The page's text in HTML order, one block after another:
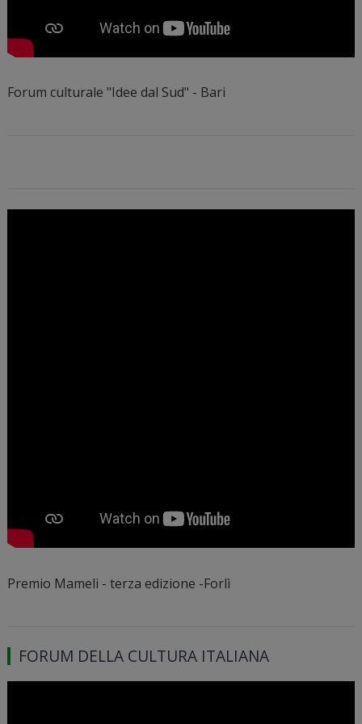
Forum culturale "Idee dal Sud" - Bari
Premio Mameli - terza edizione -Forlì
FORUM DELLA CULTURA ITALIANA